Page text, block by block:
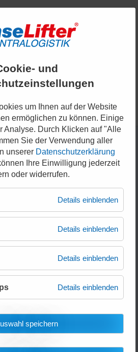
und
um Ihnen auf der Website
ermöglichen zu können. Einige
Analyse. Durch Klicken auf "Alle
Sie der Verwendung aller
unserer Datenschutzerklärung
Ihre Einwilligung jederzeit
oder widerrufen.
Details einblenden
Details einblenden
Details einblenden
Details einblenden
speichern
ENGLISH
KONTAKT
Suchen